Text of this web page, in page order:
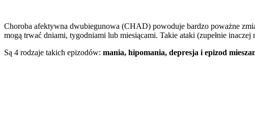
Choroba afektywna dwubiegunowa (CHAD) powoduje bardzo poważne
mogą trwać dniami, tygodniami lub miesiącami. Takie ataki (zupełnie
Są 4 rodzaje takich epizodów: mania, hipomania, depresja i epizod